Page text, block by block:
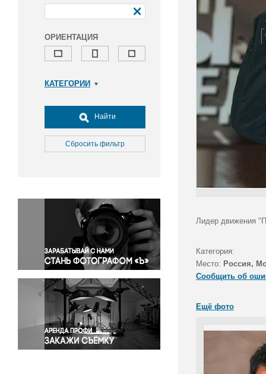
ОРИЕНТАЦИЯ
КАТЕГОРИИ
Досуг, туризм и отдых
Культура
Медицина
Окружающая среда
Политика
Правосудие
Происшествия и конфликты
Религия
Светская жизнь
Спорт
Экология
Экономика и бизнес
Найти
Сбросить фильтр
Лидер движения
Категория:
Место: Россия,
Сообщить об
Ещё фото